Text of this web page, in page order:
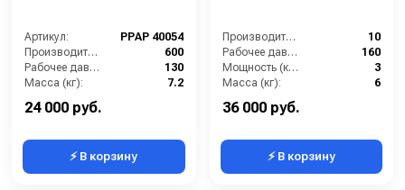
Артикул:
PPAP 40054
Производительность (л/ч):
600
Рабочее давление (бар):
130
Масса (кг):
7.2
Обороты двигателя (об/мин):
24 000 руб.
⚡ В корзину
Производительность (л/мин):
10
Рабочее давление (бар):
160
Мощность (кВт):
3
Масса (кг):
6
36 000 руб.
⚡ В корзину